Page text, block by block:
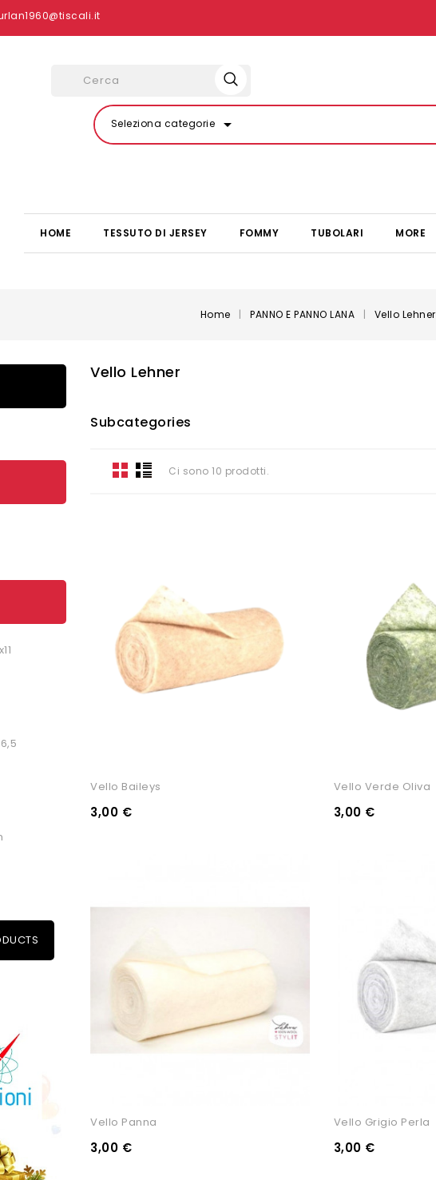
Seleziona categorie arrow_drop_down
HOME TESSUTO DI JERSEY FOMMY TUBOLARI MORE
Home PANNO E PANNO LANA Vello Lehner
Vello Lehner
Subcategories
Ci sono 10 prodotti.
Vello Baileys
3,00 €
Vello Verde Oliva
3,00 €
Vello Panna
3,00 €
Vello Grigio Perla
3,00 €